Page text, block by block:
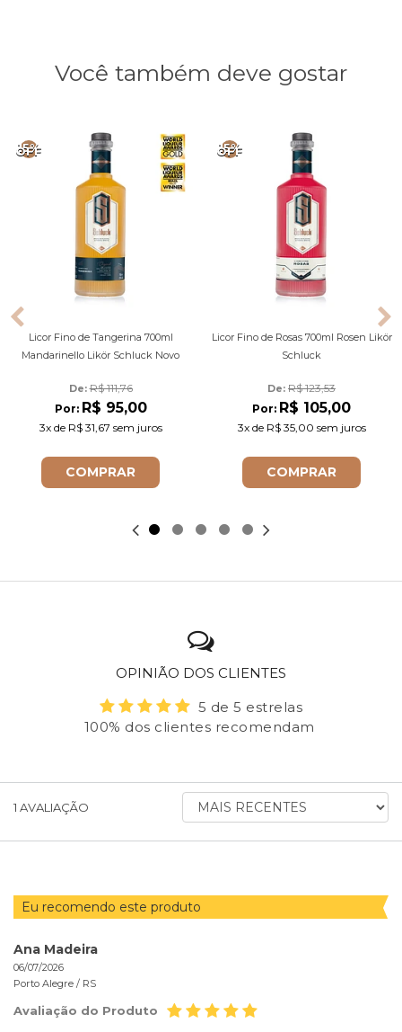
Você também deve gostar
15%
OFF
Licor Fino de Tangerina 700ml
Mandarinello Likör Schluck Novo
De: R$ 111,76
Por: R$ 95,00
3xde R$ 31,67 sem juros
COMPRAR
15%
OFF
Licor Fino de Rosas 700ml Rosen Likör
Schluck
De: R$ 123,53
Por: R$ 105,00
3xde R$ 35,00 sem juros
COMPRAR
OPINIÃO DOS CLIENTES
5 de 5 estrelas
100% dos clientes recomendam
1 AVALIAÇÃO
ORDENAR
AVALIAÇÕES
Eu recomendo este produto
Ana Madeira
06/07/2026
Porto Alegre / RS
Avaliação do Produto